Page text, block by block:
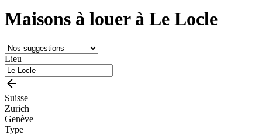
Maisons à louer à Le Locle
Lieu
Suisse
Zurich
Genève
Type